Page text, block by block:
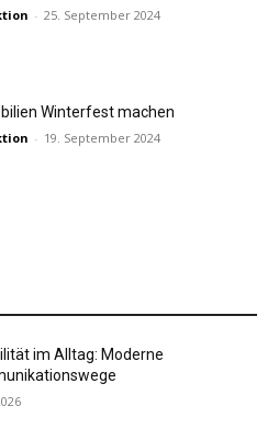
- 25. September 2024
Winterfest machen
- 19. September 2024
im Alltag: Moderne